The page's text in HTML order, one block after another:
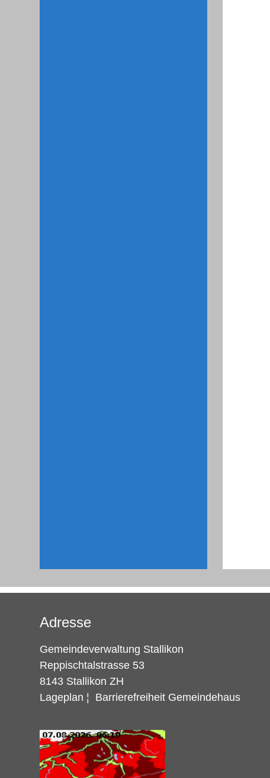
Adresse
Gemeindeverwaltung Stallikon
Reppischtalstrasse 53
8143 Stallikon ZH
Lageplan ¦ Barrierefreiheit Gemeindehaus